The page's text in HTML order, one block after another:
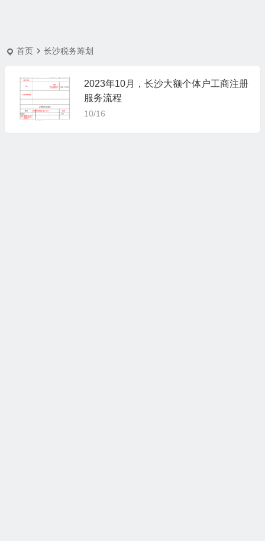
首页 长沙税务筹划
2023年10月，长沙大额个体户工商注册
服务流程
10/16